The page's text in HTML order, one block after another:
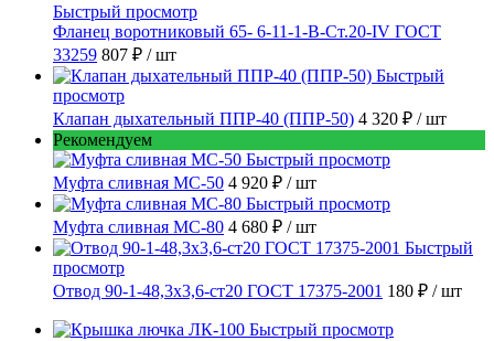
Быстрый просмотр
Фланец воротниковый 65- 6-11-1-B-Ст.20-IV ГОСТ
33259 807 ₽ / шт
Быстрый
просмотр
Клапан дыхательный ППР-40 (ППР-50) 4 320 ₽ / шт
Рекомендуем
Быстрый просмотр
Муфта сливная МС-50 4 920 ₽ / шт
Быстрый просмотр
Муфта сливная МС-80 4 680 ₽ / шт
Быстрый
просмотр
Отвод 90-1-48,3х3,6-ст20 ГОСТ 17375-2001 180 ₽ / шт
Быстрый просмотр